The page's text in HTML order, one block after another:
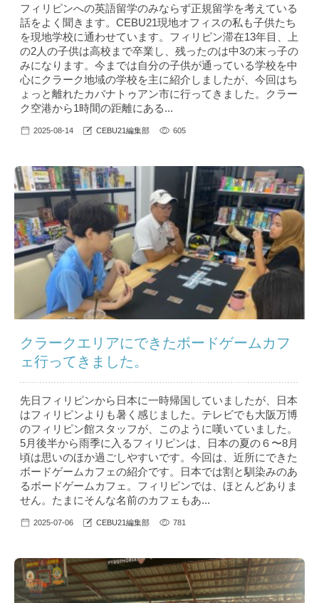
フィリピンへの英語留学のみならず正規留学を考えている
話をよく聞きます。CEBU21現地オフィスの私も子供たち
を現地学校に通わせています。フィリピン滞在13年目、上
の2人の子供は高校まで卒業し、残ったのは中3の末っ子の
みになります。今までは自分の子供が通っている学校を中
心にクラーク地域の学校を主に紹介しましたが、今回はち
ょっと離れたカバナトゥアン市に行ってきました。クラー
ク空港から1時間の距離にある...
2025-08-14 CEBU21編集部 605
クラークエリアにできたボードゲームカフ
ェ行ってきました。
先日フィリピンから日本に一時帰国していましたが、日本
はフィリピンよりも暑く感じました。テレビでも大阪万博
のフィリピン館スタッフが、このように嘆いていました。
5月後半から雨季に入るフィリピンは、日本の夏の６〜8月
頃は思いのほか過ごしやすいです。今回は、近所にできた
ボードゲームカフェの紹介です。日本では割と馴染みのあ
るボードゲームカフェ。フィリピンでは、ほとんどありま
せん。たまにそんな名前のカフェもあ...
2025-07-06 CEBU21編集部 781